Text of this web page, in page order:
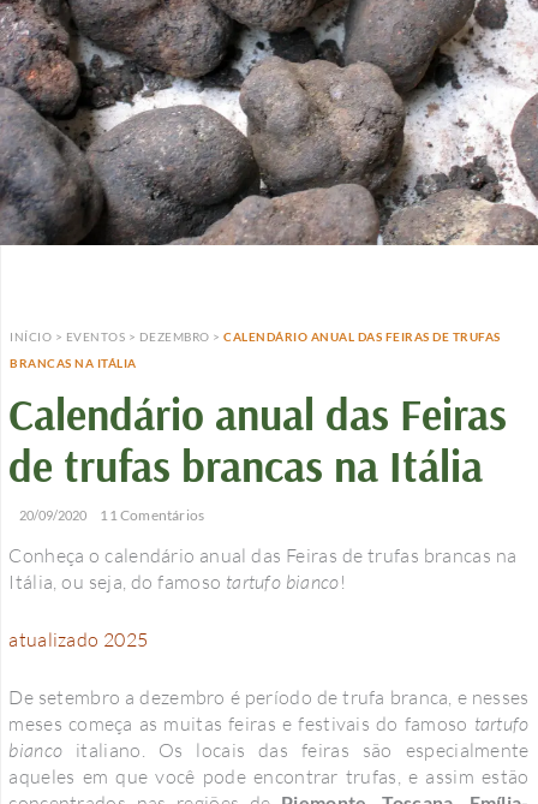
INÍCIO > EVENTOS > DEZEMBRO >CALENDÁRIO ANUAL DAS FEIRAS DE TRUFAS
BRANCAS NA ITÁLIA
Calendário anual das Feiras
de trufas brancas na Itália
20/09/2020 11 Comentários
Conheça o calendário anual das Feiras de trufas brancas na
Itália, ou seja, do famoso tartufo bianco!
atualizado 2025
De setembro a dezembro é período de trufa branca, e nesses
meses começa as muitas feiras e festivais do famoso tartufo
bianco italiano. Os locais das feiras são especialmente
aqueles em que você pode encontrar trufas, e assim estão